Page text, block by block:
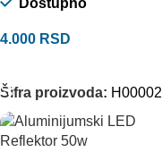
Dostupno
4.000 RSD
Šifra proizvoda: H00002